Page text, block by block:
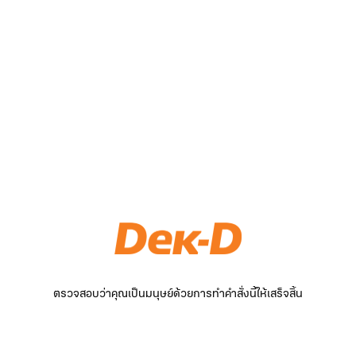
ตรวจสอบว่าคุณเป็นมนุษย์ด้วยการทำคำสั่งนี้ให้เสร็จสิ้น